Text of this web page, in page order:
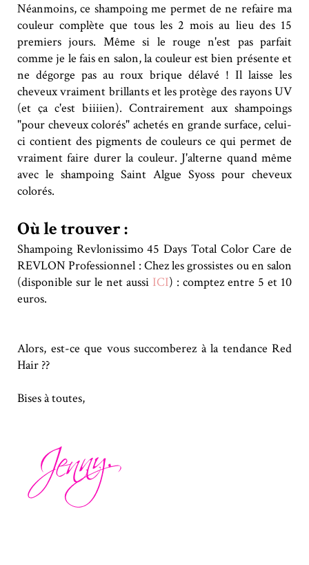
Néanmoins, ce shampoing me permet de ne refaire ma
couleur complète que tous les 2 mois au lieu des 15
premiers jours. Même si le rouge n'est pas parfait
comme je le fais en salon, la couleur est bien présente et
ne dégorge pas au roux brique délavé ! Il laisse les
cheveux vraiment brillants et les protège des rayons UV
(et ça c'est biiiien). Contrairement aux shampoings
"pour cheveux colorés" achetés en grande surface, celui-
ci contient des pigments de couleurs ce qui permet de
vraiment faire durer la couleur. J'alterne quand même
avec le shampoing Saint Algue Syoss pour cheveux
colorés.
Où le trouver :
Shampoing Revlonissimo 45 Days Total Color Care de
REVLON Professionnel : Chez les grossistes ou en salon
(disponible sur le net aussi ICI) : comptez entre 5 et 10
euros.
Alors, est-ce que vous succomberez à la tendance Red
Hair ??
Bises à toutes,